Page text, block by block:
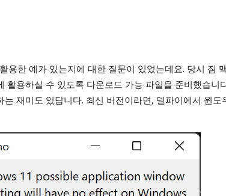
용한 예가 있는지에 대한 질문이 있었는데요. 당시 짐
용하실 수 있도록 다운로드 가능 파일을 준비했습니
재미도 있답니다. 최신 버전이라면, 델파이에서 윈도